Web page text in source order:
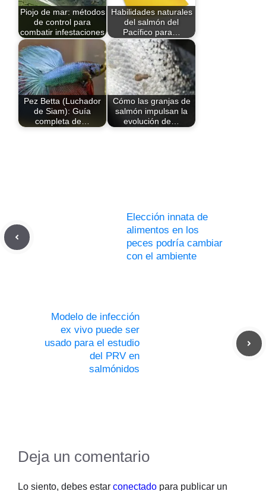
Piojo de mar: métodos
de control para
combatir infestaciones
Habilidades naturales
del salmón del
Pacífico para…
Pez Betta (Luchador
de Siam): Guía
completa de…
Cómo las granjas de
salmón impulsan la
evolución de…
Elección innata de
alimentos en los
peces podría cambiar
con el ambiente
Modelo de infección
ex vivo puede ser
usado para el estudio
del PRV en
salmónidos
Deja un comentario
Lo siento, debes estar conectado para publicar un